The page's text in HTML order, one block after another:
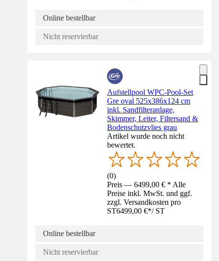
Online bestellbar
Nicht reservierbar
Aufstellpool WPC-Pool-Set
Gre oval 525x386x124 cm
inkl. Sandfilteranlage,
Skimmer, Leiter, Filtersand &
Bodenschutzvlies grau
Artikel wurde noch nicht
bewertet.
(0)
Preis — 6499,00 € * Alle
Preise inkl. MwSt. und ggf.
zzgl. Versandkosten pro
ST6499,00 €*/ ST
Online bestellbar
Nicht reservierbar